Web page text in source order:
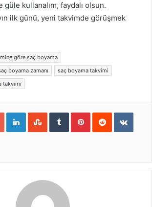
güle kullanalım, faydalı olsun.
ilk günü, yeni takvimde görüşmek
göre saç boyama
boyama zamanı
saç boyama takvimi
takvimi
Google+LinkedInStumbleUpon
TumblrPinterestReddit